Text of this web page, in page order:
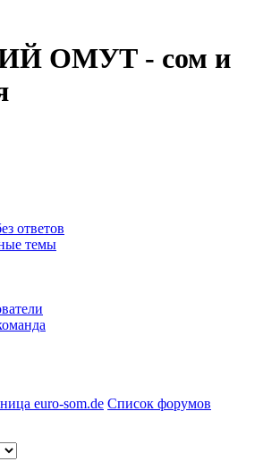
ОМУТ - сом и
ответов
темы
euro-som.de Список форумов